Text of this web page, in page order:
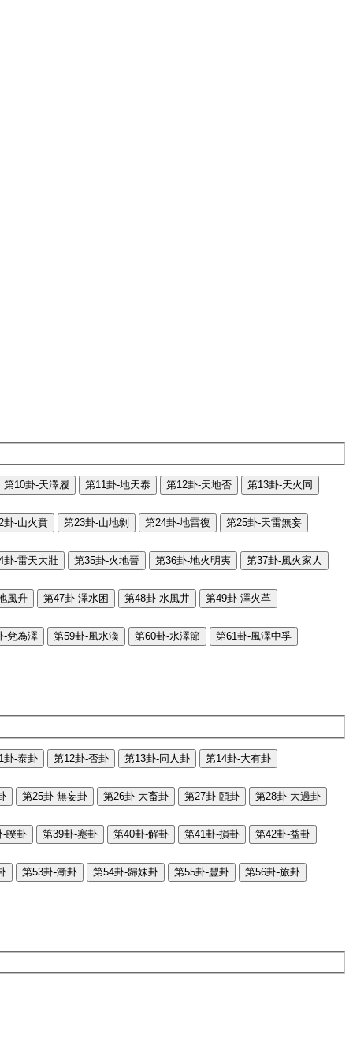
第10卦-天澤履 第11卦-地天泰 第12卦-天地否 第13卦-天火同
卦-山火賁 第23卦-山地剝 第24卦-地雷復 第25卦-天雷無妄
卦-雷天大壯 第35卦-火地晉 第36卦-地火明夷 第37卦-風火家人
風升 第47卦-澤水困 第48卦-水風井 第49卦-澤火革
-兌為澤 第59卦-風水渙 第60卦-水澤節 第61卦-風澤中孚
卦-泰卦 第12卦-否卦 第13卦-同人卦 第14卦-大有卦
第25卦-無妄卦 第26卦-大畜卦 第27卦-頤卦 第28卦-大過卦
-睽卦 第39卦-蹇卦 第40卦-解卦 第41卦-損卦 第42卦-益卦
第53卦-漸卦 第54卦-歸妹卦 第55卦-豐卦 第56卦-旅卦